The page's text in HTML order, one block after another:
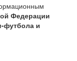
Федерации
футбола и